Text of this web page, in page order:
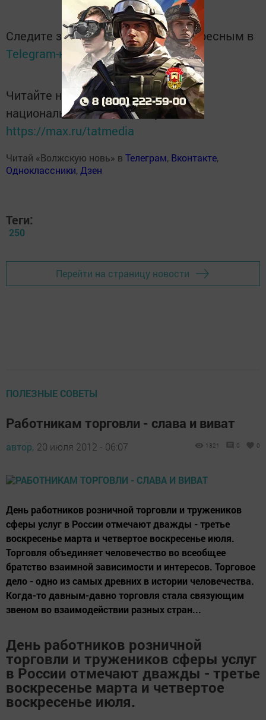
Следите за самым важным и интересным в
Telegram-каналеТатмедиа
Читайте новости Татарстана в
национальном мессенджере MАХ:
https://max.ru/tatmedia
Читай «Волжскую новь» в Телеграм, Вконтакте,
Одноклассники, Дзен
Теги:
250
Перейти на страницу новости
ПОЛЕЗНЫЕ СОВЕТЫ
Работникам торговли - слава и виват
автор, 20 июля 2012 - 06:07 1321 0 0
День работников розничной торговли и тружеников
сферы услуг в России отмечают дважды - третье
воскресенье марта и четвертое воскресенье июля.
Торговля объединяет человечество во всеобщее
братство взаимной зависимости и интересов. Торговое
дело - одно из самых древних в истории человечества.
Когда-то давным-давно торговля стала связующим
звеном во взаимодействии разных стран...
День работников розничной
торговли и тружеников сферы услуг
в России отмечают дважды - третье
воскресенье марта и четвертое
воскресенье июля.